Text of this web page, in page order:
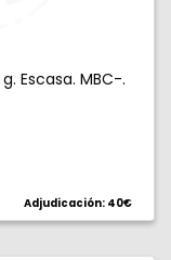
Escasa. MBC-.
Adjudicación: 40€